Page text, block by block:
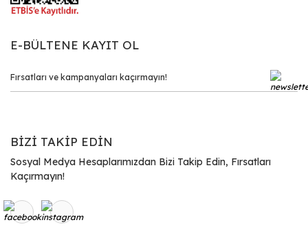
E-BÜLTENE KAYIT OL
BİZİ TAKİP EDİN
Sosyal Medya Hesaplarımızdan Bizi Takip Edin, Fırsatları
Kaçırmayın!